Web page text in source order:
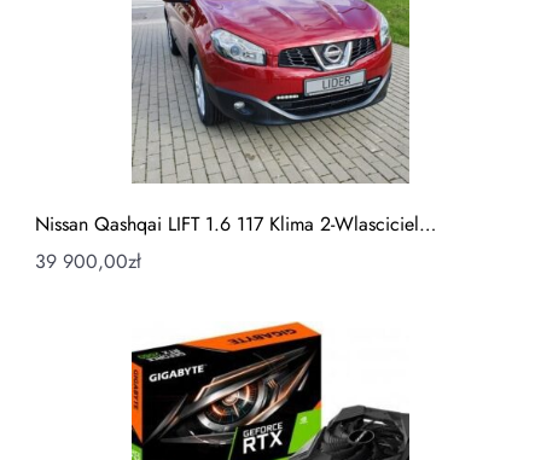
Nissan Qashqai LIFT 1.6 117 Klima 2-Wlasciciel…
39 900,00zł